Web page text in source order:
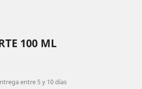
100 ML
entre 5 y 10 días